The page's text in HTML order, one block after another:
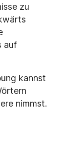
zu
auf
kannst
nimmst.